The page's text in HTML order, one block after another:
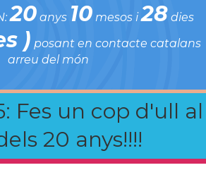
20anys 10mesos i28 dies
) posant en contacte catalans
arreu del món
Fes un cop d'ull al
20 anys!!!!